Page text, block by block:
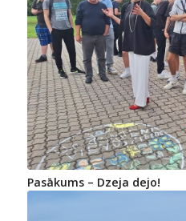
Pasākums – Dzeja dejo!